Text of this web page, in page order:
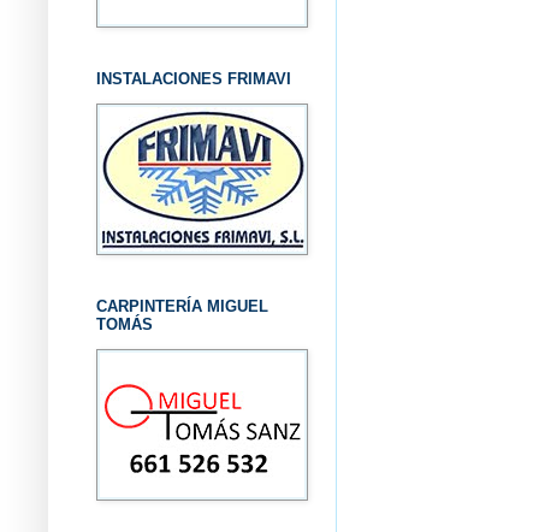
INSTALACIONES FRIMAVI
CARPINTERÍA MIGUEL
TOMÁS